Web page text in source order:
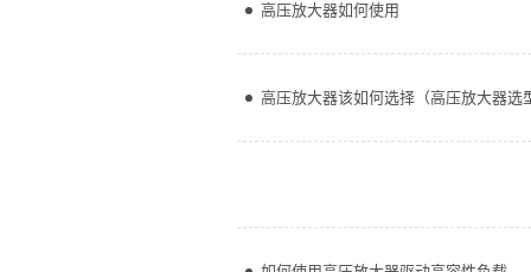
高压放大器如何使用
高压放大器该如何选择（高压放大器选